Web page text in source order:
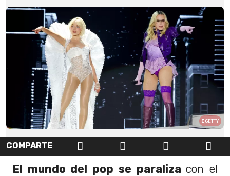
GETTY
COMPARTE
El mundo del pop se paralizacon el